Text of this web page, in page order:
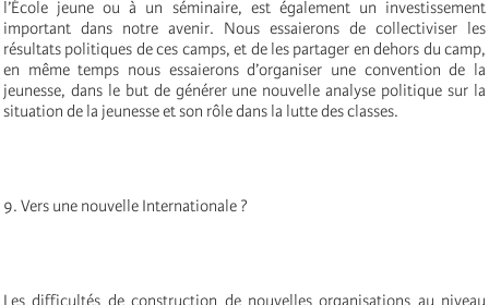
l’École jeune ou à un séminaire, est également un investissement
important dans notre avenir. Nous essaierons de collectiviser les
résultats politiques de ces camps, et de les partager en dehors du camp,
en même temps nous essaierons d’organiser une convention de la
jeunesse, dans le but de générer une nouvelle analyse politique sur la
situation de la jeunesse et son rôle dans la lutte des classes.
9. Vers une nouvelle Internationale ?
Les difficultés de construction de nouvelles organisations au niveau